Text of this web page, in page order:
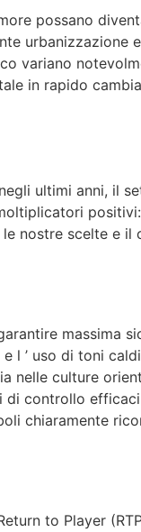
possano
urbanizzazione
variano
in rapido
ultimi anni, il
nostre scelte e
massima
l ’ uso di toni
nelle culture
controllo
chiaramente
to Player